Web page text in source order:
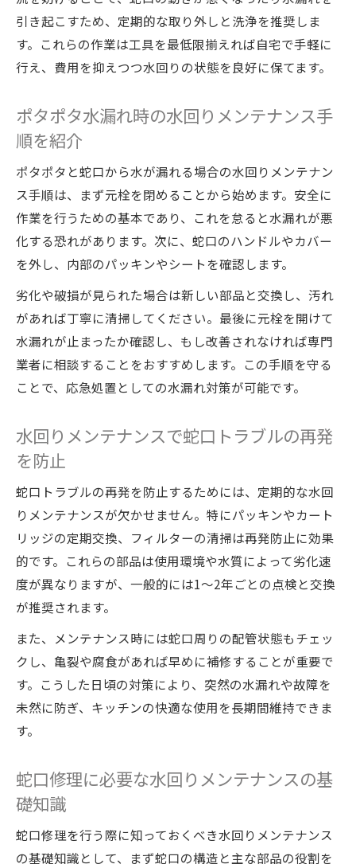
引き起こすため、定期的な取り外しと洗浄を推奨しま
す。これらの作業は工具を最低限揃えれば自宅で手軽に
行え、費用を抑えつつ水回りの状態を良好に保てます。
ポタポタ水漏れ時の水回りメンテナンス手
順を紹介
ポタポタと蛇口から水が漏れる場合の水回りメンテナン
ス手順は、まず元栓を閉めることから始めます。安全に
作業を行うための基本であり、これを怠ると水漏れが悪
化する恐れがあります。次に、蛇口のハンドルやカバー
を外し、内部のパッキンやシートを確認します。
劣化や破損が見られた場合は新しい部品と交換し、汚れ
があれば丁寧に清掃してください。最後に元栓を開けて
水漏れが止まったか確認し、もし改善されなければ専門
業者に相談することをおすすめします。この手順を守る
ことで、応急処置としての水漏れ対策が可能です。
水回りメンテナンスで蛇口トラブルの再発
を防止
蛇口トラブルの再発を防止するためには、定期的な水回
りメンテナンスが欠かせません。特にパッキンやカート
リッジの定期交換、フィルターの清掃は再発防止に効果
的です。これらの部品は使用環境や水質によって劣化速
度が異なりますが、一般的には1～2年ごとの点検と交換
が推奨されます。
また、メンテナンス時には蛇口周りの配管状態もチェッ
クし、亀裂や腐食があれば早めに補修することが重要で
す。こうした日頃の対策により、突然の水漏れや故障を
未然に防ぎ、キッチンの快適な使用を長期間維持できま
す。
蛇口修理に必要な水回りメンテナンスの基
礎知識
蛇口修理を行う際に知っておくべき水回りメンテナンス
の基礎知識として、まず蛇口の構造と主な部品の役割を